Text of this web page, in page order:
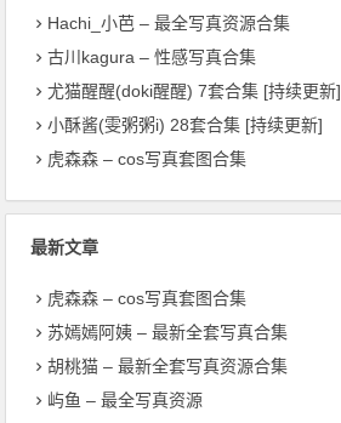
Hachi_小芭 – 最全写真资源合集
古川kagura – 性感写真合集
尤猫醒醒(doki醒醒) 7套合集 [持续更新]
小酥酱(雯粥粥i) 28套合集 [持续更新]
虎森森 – cos写真套图合集
最新文章
虎森森 – cos写真套图合集
苏嫣嫣阿姨 – 最新全套写真合集
胡桃猫 – 最新全套写真资源合集
屿鱼 – 最全写真资源